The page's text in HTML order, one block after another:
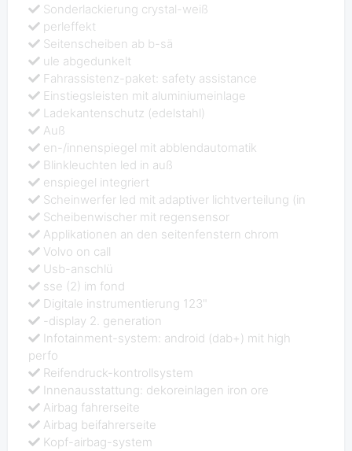
Sonderlackierung crystal-weiß
perleffekt
Seitenscheiben ab b-sä
ule abgedunkelt
Fahrassistenz-paket: safety assistance
Einstiegsleisten mit aluminiumeinlage
Ladekantenschutz (edelstahl)
Auß
en-/innenspiegel mit abblendautomatik
Blinkleuchten led in auß
enspiegel integriert
Scheinwerfer led mit adaptiver lichtverteilung (in
Scheibenwischer mit regensensor
Applikationen an den seitenfenstern chrom
Volvo on call
Usb-anschlü
sse (2) im fond
Digitale instrumentierung 123"
-display 2. generation
Infotainment-system: android (dab+) mit high
perfo
Reifendruck-kontrollsystem
Innenausstattung: dekoreinlagen iron ore
Airbag fahrerseite
Airbag beifahrerseite
Kopf-airbag-system